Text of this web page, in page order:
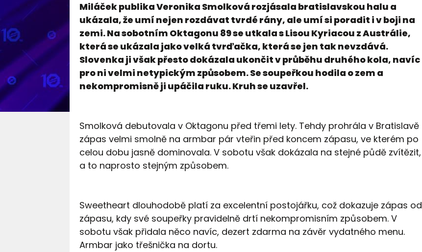
Miláček publika Veronika Smolková rozjásala bratislavskou halu a
ukázala, že umí nejen rozdávat tvrdé rány, ale umí si poradit i v boji na
zemi. Na sobotním Oktagonu 89 se utkala s Lisou Kyriacou z Austrálie,
která se ukázala jako velká tvrďačka, která se jen tak nevzdává.
Slovenka ji však přesto dokázala ukončit v průběhu druhého kola, navíc
pro ni velmi netypickým způsobem. Se soupeřkou hodila o zem a
nekompromisně ji upáčila ruku. Kruh se uzavřel.
Smolková debutovala v Oktagonu před třemi lety. Tehdy prohrála v Bratislavě
zápas velmi smolně na armbar pár vteřin před koncem zápasu, ve kterém po
celou dobu jasně dominovala. V sobotu však dokázala na stejné půdě zvítězit,
a to naprosto stejným způsobem.
Sweetheart dlouhodobě platí za excelentní postojářku, což dokazuje zápas od
zápasu, kdy své soupeřky pravidelně drtí nekompromisním způsobem. V
sobotu však přidala něco navíc, dezert zdarma na závěr vydatného menu.
Armbar jako třešnička na dortu.